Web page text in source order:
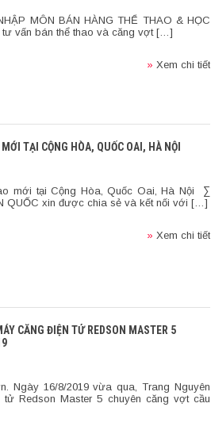
MÔN BÁN HÀNG THỂ THAO & HỌC
vấn bán thể thao và căng vợt […]
» Xem chi tiết
TẠI CỘNG HÒA, QUỐC OAI, HÀ NỘI
mới tại Cộng Hòa, Quốc Oai, Hà Nội ∑
QUỐC xin được chia sẻ và kết nối với […]
» Xem chi tiết
CĂNG ĐIỆN TỬ REDSON MASTER 5
Ngày 16/8/2019 vừa qua, Trang Nguyên
Redson Master 5 chuyên căng vợt cầu